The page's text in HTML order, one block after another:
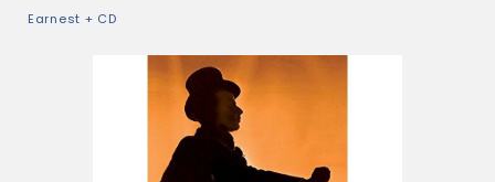
Earnest + CD